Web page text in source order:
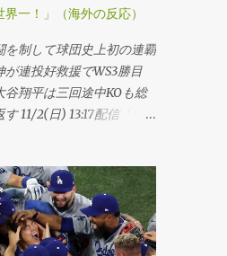
界一！」（海外の反応）
を制して球団史上初の連覇
連投好救援でWS3勝目
翔平は三回途中KOも総
11/2(日) 13:17配信「ワ
にスミスの勝ち越し本塁
MLB25年ぶりのワールド
たした。第6戦勝利投手の
途中から登板し、1死満